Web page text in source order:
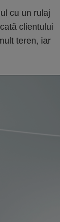
cu un rulaj
clientului
teren, iar